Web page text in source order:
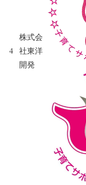
4
株式会
社東洋
開発